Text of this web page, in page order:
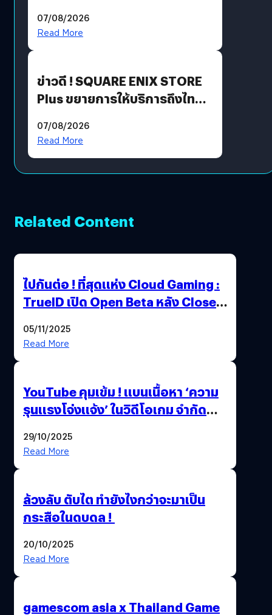
07/08/2026
Read More
ข่าวดี ! SQUARE ENIX STORE
Plus ขยายการให้บริการถึงไทย
โดยตรง
07/08/2026
Read More
Related Content
ไปกันต่อ ! ที่สุดแห่ง Cloud Gaming :
TrueID เปิด Open Beta หลัง Close
Thailand Game Show 2025 ทะลุ 15
05/11/2025
Read More
YouTube คุมเข้ม ! แบนเนื้อหา ‘ความ
รุนแรงโจ่งแจ้ง’ ในวิดีโอเกม จำกัด
29/10/2025
Read More
ล้วงลับ ตับไต ทำยังไงกว่าจะมาเป็น
กระสือในดบดล !
20/10/2025
Read More
gamescom asia x Thailand Game